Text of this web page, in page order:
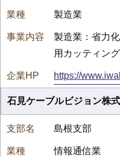
製造業
製造業：省力
用カッティン
https://
石見ケーブルビジョン株
島根支部
情報通信業